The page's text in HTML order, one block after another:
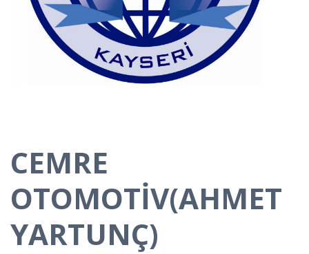
CEMRE
OTOMOTİV(AHMET
YARTUNÇ)